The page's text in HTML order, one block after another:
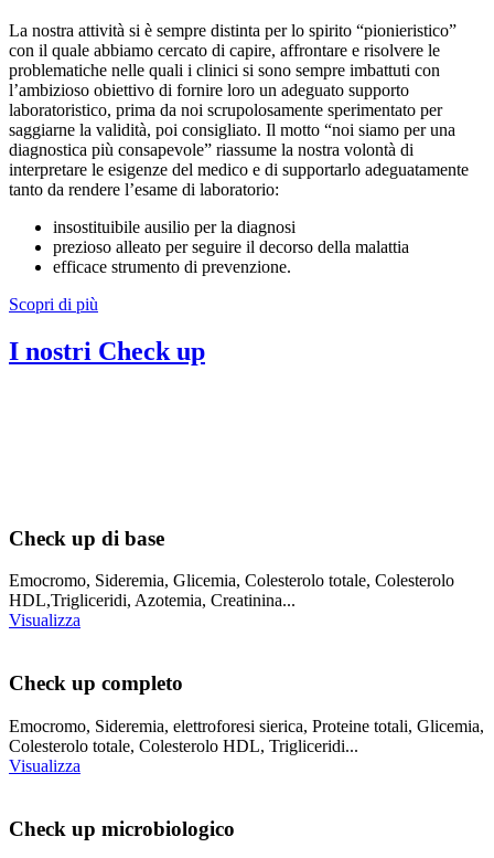
La nostra attività si è sempre distinta per lo spirito “pionieristico”
con il quale abbiamo cercato di capire, affrontare e risolvere le
problematiche nelle quali i clinici si sono sempre imbattuti con
l’ambizioso obiettivo di fornire loro un adeguato supporto
laboratoristico, prima da noi scrupolosamente sperimentato per
saggiarne la validità, poi consigliato. Il motto “noi siamo per una
diagnostica più consapevole” riassume la nostra volontà di
interpretare le esigenze del medico e di supportarlo adeguatamente
tanto da rendere l’esame di laboratorio:
insostituibile ausilio per la diagnosi
prezioso alleato per seguire il decorso della malattia
efficace strumento di prevenzione.
Scopri di più
I nostri Check up
Check up di base
Emocromo, Sideremia, Glicemia, Colesterolo totale, Colesterolo
HDL,Trigliceridi, Azotemia, Creatinina...
Visualizza
Check up completo
Emocromo, Sideremia, elettroforesi sierica, Proteine totali, Glicemia,
Colesterolo totale, Colesterolo HDL, Trigliceridi...
Visualizza
Check up microbiologico